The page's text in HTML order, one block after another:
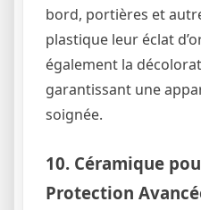
bord, portières et
plastique leur éclat
également la
garantissant une
soignée.
10. Céramique
Protection